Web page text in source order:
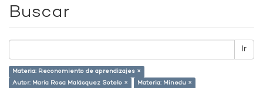
Buscar
Ir
Materia: Reconomiento de aprendizajes ×
Autor: María Rosa Malásquez Sotelo ×
Materia: Minedu ×